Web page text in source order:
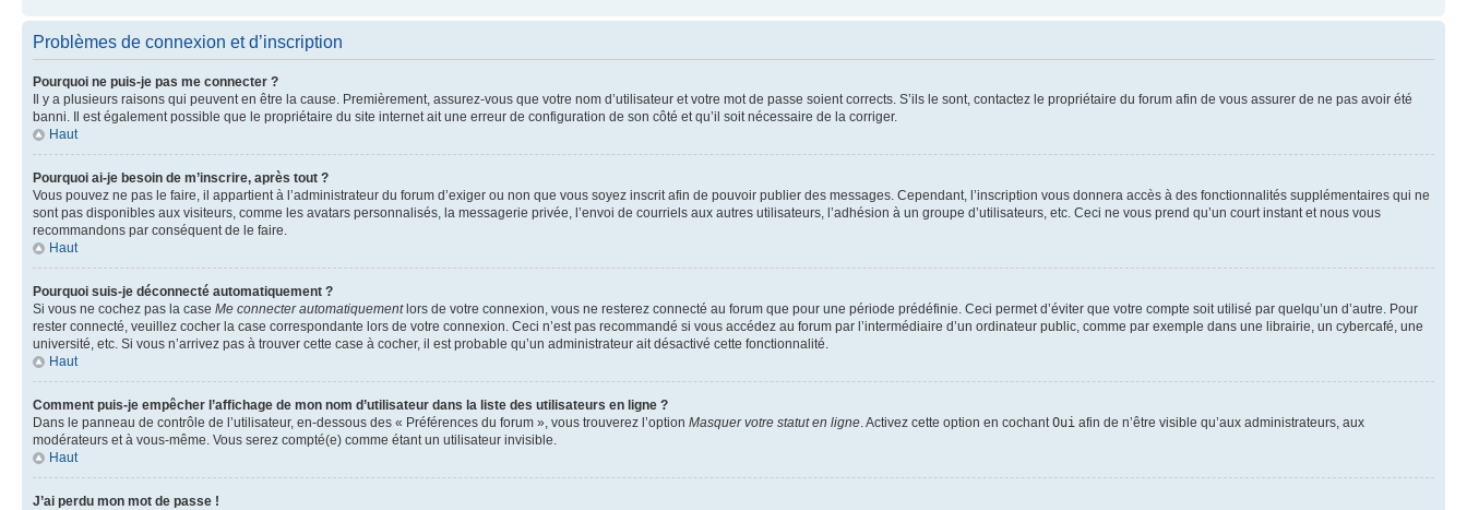
Problèmes de connexion et d’inscription
Pourquoi ne puis-je pas me connecter ?
Il y a plusieurs raisons qui peuvent en être la cause. Premièrement, assurez-vous que votre nom d’utilisateur et votre mot de passe soient corrects. S’ils le sont, contactez le propriétaire du forum afin de vous assurer de ne pas avoir été
banni. Il est également possible que le propriétaire du site internet ait une erreur de configuration de son côté et qu’il soit nécessaire de la corriger.
Haut
Pourquoi ai-je besoin de m’inscrire, après tout ?
Vous pouvez ne pas le faire, il appartient à l’administrateur du forum d’exiger ou non que vous soyez inscrit afin de pouvoir publier des messages. Cependant, l’inscription vous donnera accès à des fonctionnalités supplémentaires qui ne
sont pas disponibles aux visiteurs, comme les avatars personnalisés, la messagerie privée, l’envoi de courriels aux autres utilisateurs, l’adhésion à un groupe d’utilisateurs, etc. Ceci ne vous prend qu’un court instant et nous vous
recommandons par conséquent de le faire.
Haut
Pourquoi suis-je déconnecté automatiquement ?
Si vous ne cochez pas la case Me connecter automatiquementlors de votre connexion, vous ne resterez connecté au forum que pour une période prédéfinie. Ceci permet d’éviter que votre compte soit utilisé par quelqu’un d’autre. Pour
rester connecté, veuillez cocher la case correspondante lors de votre connexion. Ceci n’est pas recommandé si vous accédez au forum par l’intermédiaire d’un ordinateur public, comme par exemple dans une librairie, un cybercafé, une
université, etc. Si vous n’arrivez pas à trouver cette case à cocher, il est probable qu’un administrateur ait désactivé cette fonctionnalité.
Haut
Comment puis-je empêcher l’affichage de mon nom d’utilisateur dans la liste des utilisateurs en ligne ?
Dans le panneau de contrôle de l’utilisateur, en-dessous des « Préférences du forum », vous trouverez l’option Masquer votre statut en ligne. Activez cette option en cochantOui afin de n’être visible qu’aux administrateurs, aux
modérateurs et à vous-même. Vous serez compté(e) comme étant un utilisateur invisible.
Haut
J’ai perdu mon mot de passe !